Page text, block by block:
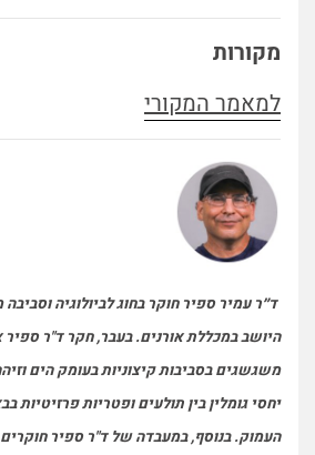
מקורות
למאמר המקורי
ד״ר עמיר ספיר חוקר בחוג לביולוגיה
היושב במכללת אורנים. בעבר, חקר ד"ר ספיר
משגשגים בסביבות קיצוניות בעומק הים
יחסי גומלין בין תולעים ופטריות פרזיטיות
העמוק. בנוסף, במעבדה של ד"ר ספיר חוקרים